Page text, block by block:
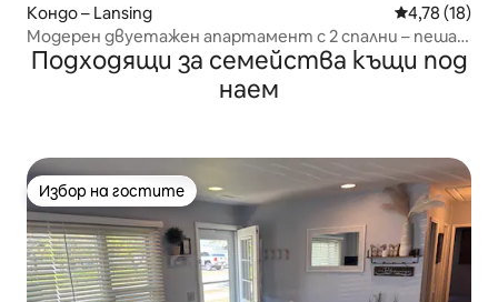
Кондо – Lansing Средна
4,78 (18)
Модерен двуетажен апартамент с 2 спални – пеша
до Капитолия и Юридическия факултет
Подходящи за семейства къщи под
наем
Избор на гостите
Избор на гостите